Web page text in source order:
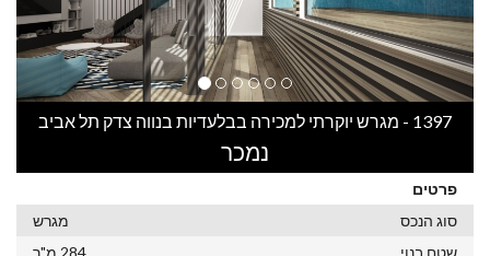
1397 - מגרש יוקרתי למכירה בבלעדיות בנווה צדק תל אביב
נמכר
פרטים
סוג הנכס
מגרש
שטח בנוי
284 מ"ר